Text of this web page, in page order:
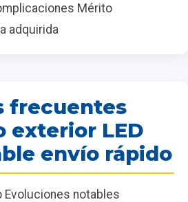
Mérito
adquirida
frecuentes
exterior LED
envío rápido
notables